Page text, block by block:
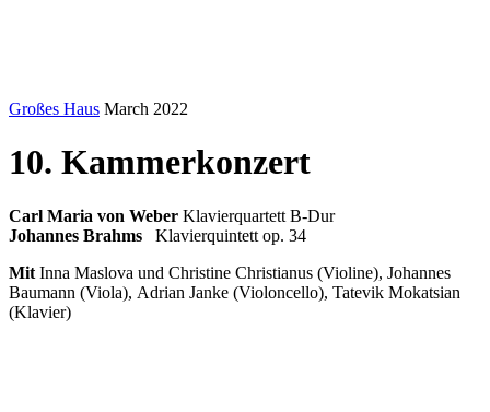
Großes Haus March 2022
10. Kammerkonzert
Carl Maria von Weber Klavierquartett B-Dur
Johannes Brahms
Klavierquintett op. 34
Mit Inna Maslova und Christine Christianus (Violine), Johannes
Baumann (Viola), Adrian Janke (Violoncello), Tatevik Mokatsian
(Klavier)